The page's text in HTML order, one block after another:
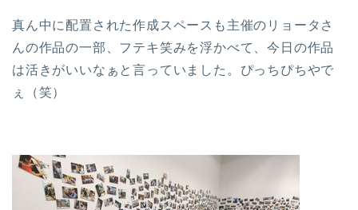
真ん中に配置された作成スペースも主催のリョータさ
んの作品の一部、フテキ笑みを浮かべて、今日の作品
は活きがいいなぁと言っていました。ぴっちぴちやで
ぇ（笑）